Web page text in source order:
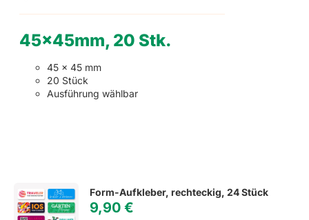
45x45mm, 20 Stk.
45 x 45 mm
20 Stück
Ausführung wählbar
Form-Aufkleber, rechteckig, 24 Stück
9,90€